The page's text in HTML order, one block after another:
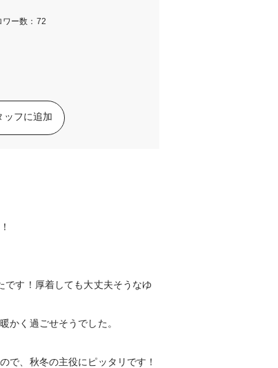
ー数：72
ッフに追加
です！厚着しても大丈夫そうなゆ
かく過ごせそうでした。
で、秋冬の主役にピッタリです！